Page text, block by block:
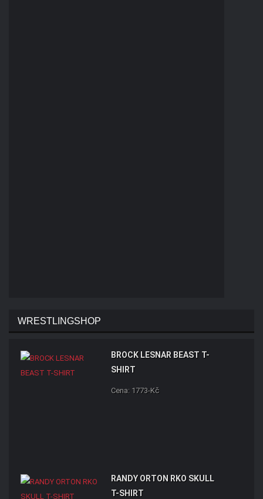
WRESTLINGSHOP
BROCK LESNAR BEAST T-
SHIRT
Cena: 1773-Kč
RANDY ORTON RKO SKULL
T-SHIRT